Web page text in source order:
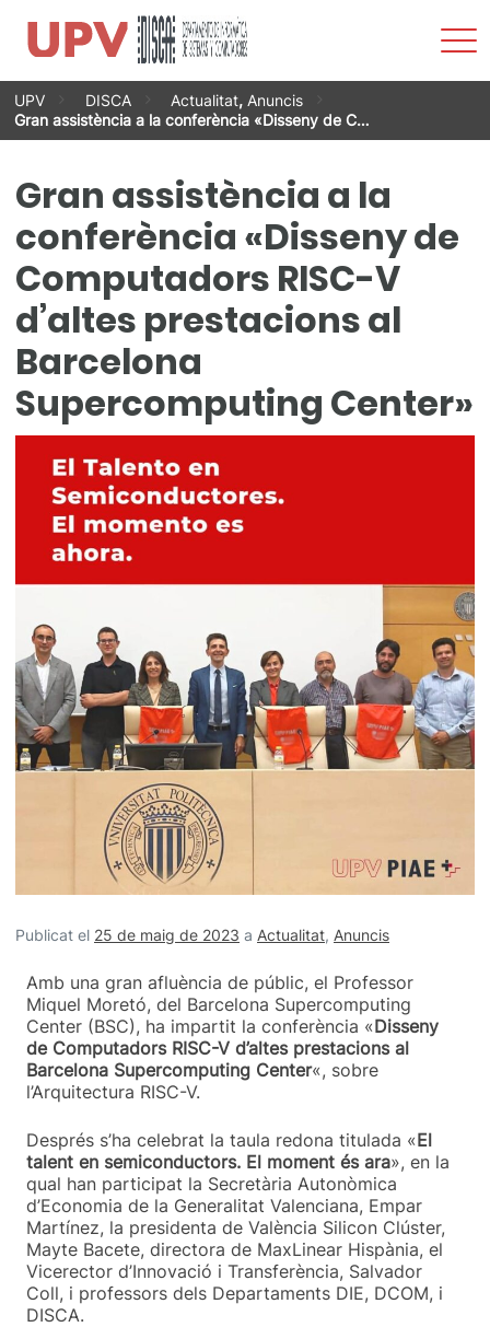
Vés
contingut
UPV DISCA Actualitat, Anuncis
Gran assistència a la conferència «Disseny de C…
Gran assistència a la
conferència «Disseny de
Computadors RISC-V
d’altes prestacions al
Barcelona
Supercomputing Center»
Publicat el 25 de maig de 2023 a Actualitat, Anuncis
Amb una gran afluència de públic, el Professor
Miquel Moretó, del Barcelona Supercomputing
Center (BSC), ha impartit la conferència «Disseny
de Computadors RISC-V d’altes prestacions al
Barcelona Supercomputing Center«, sobre
l’Arquitectura RISC-V.
Després s’ha celebrat la taula redona titulada «El
talent en semiconductors. El moment és ara», en la
qual han participat la Secretària Autonòmica
d’Economia de la Generalitat Valenciana, Empar
Martínez, la presidenta de València Silicon Clúster,
Mayte Bacete, directora de MaxLinear Hispània, el
Vicerector d’Innovació i Transferència, Salvador
Coll, i professors dels Departaments DIE, DCOM, i
DISCA.